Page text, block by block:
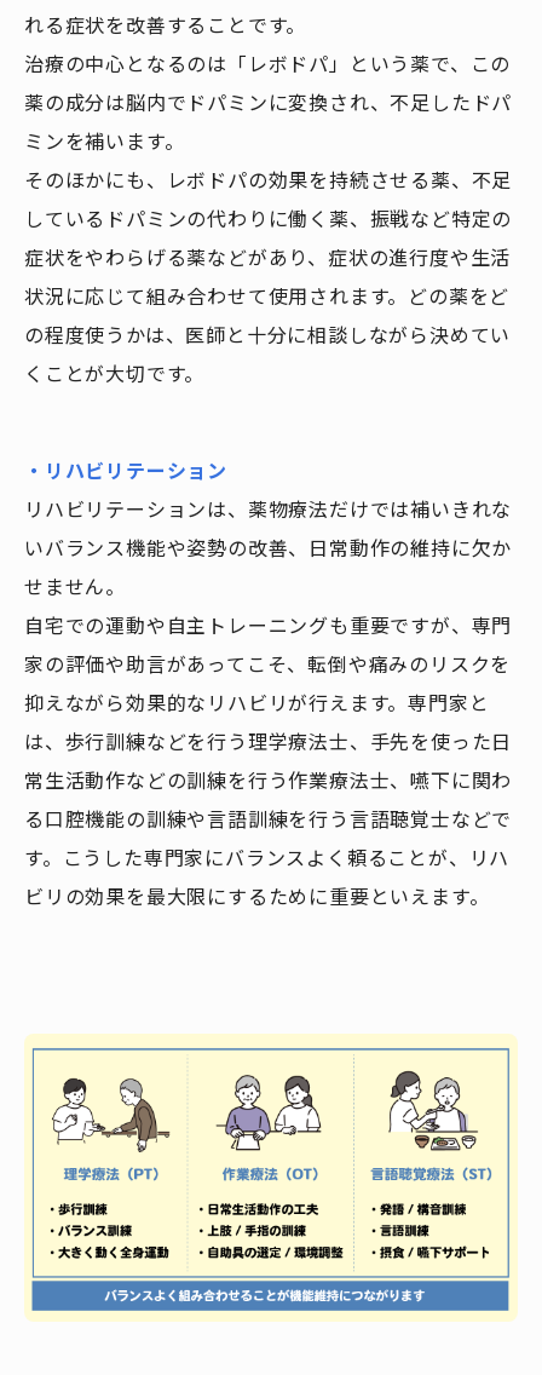
れる症状を改善することです。
治療の中心となるのは「レボドパ」という薬で、この
薬の成分は脳内でドパミンに変換され、不足したドパ
ミンを補います。
そのほかにも、レボドパの効果を持続させる薬、不足
しているドパミンの代わりに働く薬、振戦など特定の
症状をやわらげる薬などがあり、症状の進行度や生活
状況に応じて組み合わせて使用されます。どの薬をど
の程度使うかは、医師と十分に相談しながら決めてい
くことが大切です。
・リハビリテーション
リハビリテーションは、薬物療法だけでは補いきれな
いバランス機能や姿勢の改善、日常動作の維持に欠か
せません。
自宅での運動や自主トレーニングも重要ですが、専門
家の評価や助言があってこそ、転倒や痛みのリスクを
抑えながら効果的なリハビリが行えます。専門家と
は、歩行訓練などを行う理学療法士、手先を使った日
常生活動作などの訓練を行う作業療法士、嚥下に関わ
る口腔機能の訓練や言語訓練を行う言語聴覚士などで
す。こうした専門家にバランスよく頼ることが、リハ
ビリの効果を最大限にするために重要といえます。